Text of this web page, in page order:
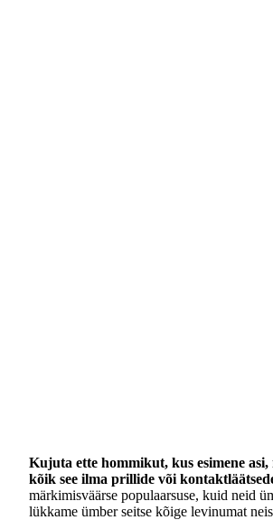
Kujuta ette hommikut, kus esimene
kõik see ilma prillide või
märkimisväärse populaarsuse, kuid neid
lükkame ümber seitse kõige levinumat